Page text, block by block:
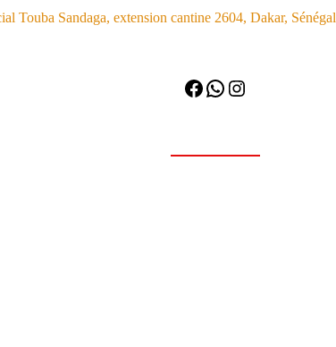
Touba Sandaga, extension cantine 2604, Dakar, Sénégal
Facebook
WhatsApp
Instagram